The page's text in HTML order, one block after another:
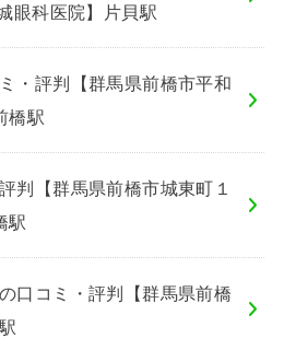
眼科医院】片貝駅
・評判【群馬県前橋市平和
橋駅
判【群馬県前橋市城東町１
駅
口コミ・評判【群馬県前橋